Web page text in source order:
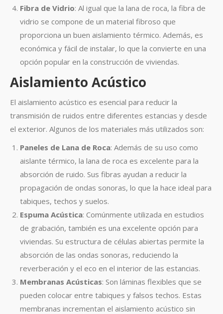
Fibra de Vidrio: Al igual que la lana de roca, la fibra de
vidrio se compone de un material fibroso que
proporciona un buen aislamiento térmico. Además, es
económica y fácil de instalar, lo que la convierte en una
opción popular en la construcción de viviendas.
Aislamiento Acústico
El aislamiento acústico es esencial para reducir la
transmisión de ruidos entre diferentes estancias y desde
el exterior. Algunos de los materiales más utilizados son:
Paneles de Lana de Roca: Además de su uso como
aislante térmico, la lana de roca es excelente para la
absorción de ruido. Sus fibras ayudan a reducir la
propagación de ondas sonoras, lo que la hace ideal para
tabiques, techos y suelos.
Espuma Acústica: Comúnmente utilizada en estudios
de grabación, también es una excelente opción para
viviendas. Su estructura de células abiertas permite la
absorción de las ondas sonoras, reduciendo la
reverberación y el eco en el interior de las estancias.
Membranas Acústicas: Son láminas flexibles que se
pueden colocar entre tabiques y falsos techos. Estas
membranas incrementan el aislamiento acústico sin